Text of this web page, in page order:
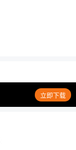
立即下载